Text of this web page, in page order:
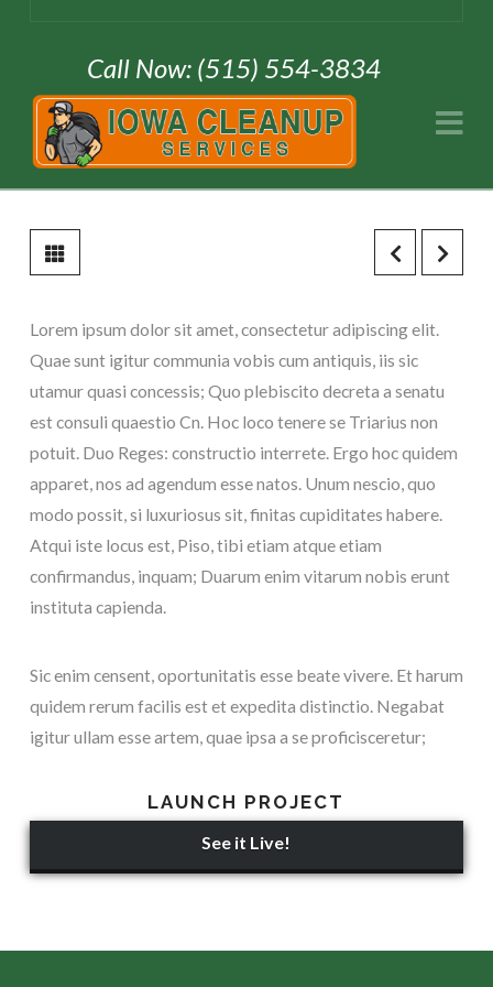
Call Now: (515) 554-3834
Lorem ipsum dolor sit amet, consectetur adipiscing elit.
Quae sunt igitur communia vobis cum antiquis, iis sic
utamur quasi concessis; Quo plebiscito decreta a senatu
est consuli quaestio Cn. Hoc loco tenere se Triarius non
potuit. Duo Reges: constructio interrete. Ergo hoc quidem
apparet, nos ad agendum esse natos. Unum nescio, quo
modo possit, si luxuriosus sit, finitas cupiditates habere.
Atqui iste locus est, Piso, tibi etiam atque etiam
confirmandus, inquam; Duarum enim vitarum nobis erunt
instituta capienda.
Sic enim censent, oportunitatis esse beate vivere. Et harum
quidem rerum facilis est et expedita distinctio. Negabat
igitur ullam esse artem, quae ipsa a se proficisceretur;
LAUNCH PROJECT
See it Live!